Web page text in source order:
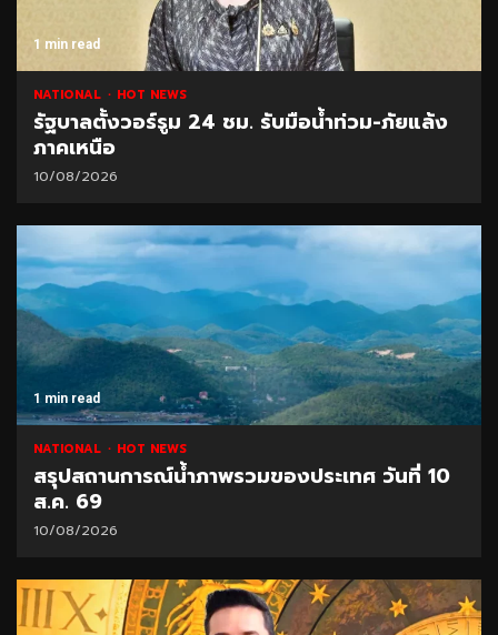
1 min read
NATIONAL HOT NEWS
รัฐบาลตั้งวอร์รูม 24 ชม. รับมือน้ำท่วม-ภัยแล้ง
ภาคเหนือ
10/08/2026
1 min read
NATIONAL HOT NEWS
สรุปสถานการณ์น้ำภาพรวมของประเทศ วันที่ 10
ส.ค. 69
10/08/2026